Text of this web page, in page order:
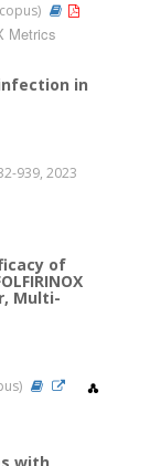
Metrics
in
939, 2023
of
Multi-